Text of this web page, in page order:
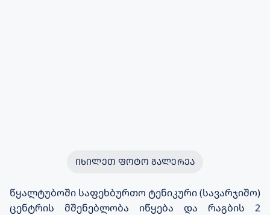
ᲘᲮᲘᲚᲔᲗ ᲤᲝᲢᲝ ᲒᲐᲚᲔᲠᲔᲐ
წყალტუბოში საფეხბურთო ტენიკური (სავარჯიშო)
ცენტრის მშენებლობა იწყება და რაგბის 2